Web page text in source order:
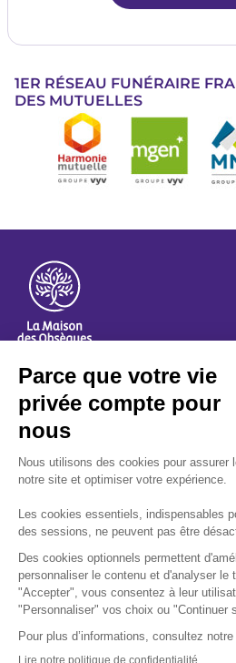
1ER RÉSEAU FUNÉRAIRE
DES MUTUELLES
Image
A propos
Nos métiers
Les indispensables
Nous rejoindre
Nous contacter